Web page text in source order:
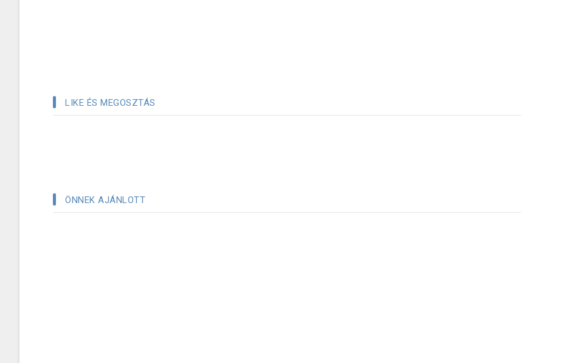
LIKE ÉS MEGOSZTÁS
ÖNNEK AJÁNLOTT